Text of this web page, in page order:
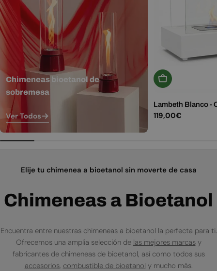
Chimeneas bioetanol de
sobremesa
Ver Todos
Añadir A La
Lambeth Blanco -
Precio
119,00€
Elije tu chimenea a bioetanol sin moverte de casa
Chimeneas a Bioetanol
Encuentra entre nuestras chimeneas a bioetanol la perfecta para ti.
Ofrecemos una amplia selección de las mejores marcasy
fabricantes de chimeneas de bioetanol, así como todos sus
accesorios, combustible de bioetanol y mucho más.